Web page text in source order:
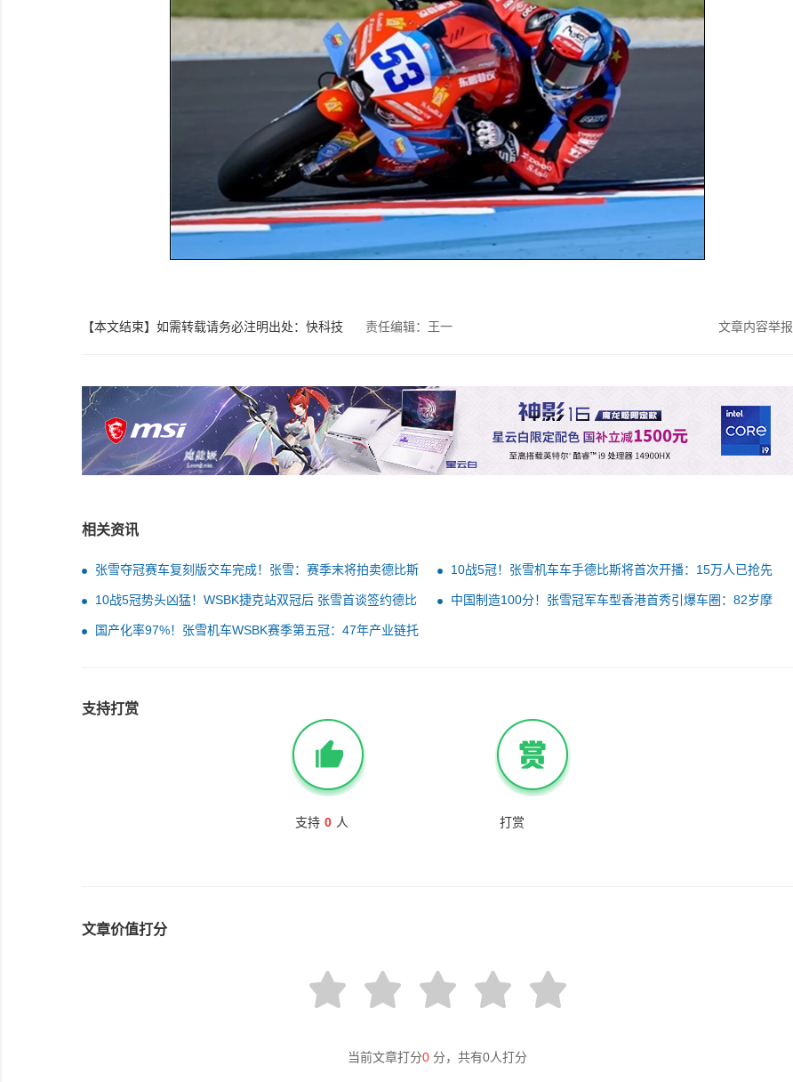
【本文结束】如需转载请务必注明出处：快科技 责任编辑：王一 文章内容举报
相关资讯
张雪夺冠赛车复刻版交车完成！张雪：赛季末将拍卖德比斯
驾驶的53号真车和奖杯 捐给韩红基金
10战5冠！张雪机车车手德比斯将首次开播：15万人已抢先
预约
10战5冠势头凶猛！WSBK捷克站双冠后 张雪首谈签约德比
斯原因
中国制造100分！张雪冠军车型香港首秀引爆车圈：82岁摩
国产化率97%！张雪机车WSBK赛季第五冠：47年产业链托
支持打赏
支持 0 人 打赏
文章价值打分
当前文章打分0 分，共有0人打分